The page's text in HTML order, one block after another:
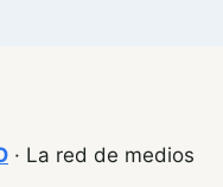
· La red de medios